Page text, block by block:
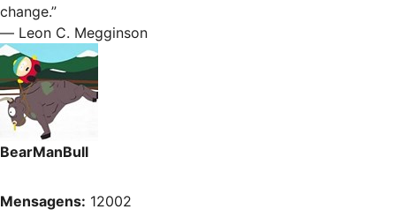
change.”
― Leon C. Megginson
BearManBull
Mensagens: 12002